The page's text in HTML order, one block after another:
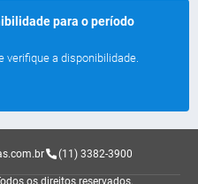
para o período
verifique a disponibilidade.
(11) 3382-3900
os direitos reservados.